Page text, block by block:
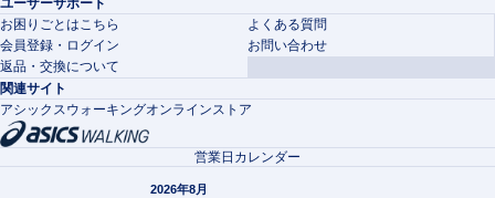
ユーザーサポート
お困りごとはこちら
よくある質問
会員登録・ログイン
お問い合わせ
返品・交換について
関連サイト
アシックスウォーキングオンラインストア
営業日カレンダー
2026年8月